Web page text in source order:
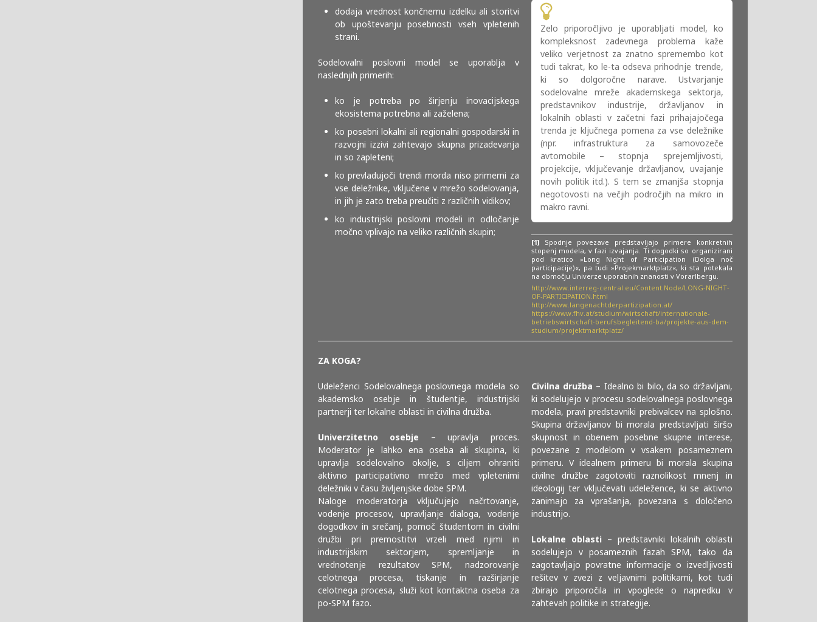
dodaja vrednost končnemu izdelku ali storitvi
ob upoštevanju posebnosti vseh vpletenih
strani.
Sodelovalni poslovni model se uporablja v
naslednjih primerih:
ko je potreba po širjenju inovacijskega
ekosistema potrebna ali zaželena;
ko posebni lokalni ali regionalni gospodarski in
razvojni izzivi zahtevajo skupna prizadevanja
in so zapleteni;
ko prevladujoči trendi morda niso primerni za
vse deležnike, vključene v mrežo sodelovanja,
in jih je zato treba preučiti z različnih vidikov;
ko industrijski poslovni modeli in odločanje
močno vplivajo na veliko različnih skupin;
Zelo priporočljivo je uporabljati model, ko
kompleksnost zadevnega problema kaže
veliko verjetnost za znatno spremembo kot
tudi takrat, ko le-ta odseva prihodnje trende,
ki so dolgoročne narave. Ustvarjanje
sodelovalne mreže akademskega sektorja,
predstavnikov industrije, državljanov in
lokalnih oblasti v začetni fazi prihajajočega
trenda je ključnega pomena za vse deležnike
(npr. infrastruktura za samovozeče
avtomobile – stopnja sprejemljivosti,
projekcije, vključevanje državljanov, uvajanje
novih politik itd.). S tem se zmanjša stopnja
negotovosti na večjih področjih na mikro in
makro ravni.
[1]Spodnje povezave predstavljajo primere konkretnih
stopenj modela, v fazi izvajanja. Ti dogodki so organizirani
pod kratico »Long Night of Participation (Dolga noč
participacije)«, pa tudi »Projekmarktplatz«, ki sta potekala
na območju Univerze uporabnih znanosti v Vorarlbergu.
http://www.interreg-central.eu/Content.Node/LONG-NIGHT-
OF-PARTICIPATION.html
http://www.langenachtderpartizipation.at/
https://www.fhv.at/studium/wirtschaft/internationale-
betriebswirtschaft-berufsbegleitend-ba/projekte-aus-dem-
studium/projektmarktplatz/
ZA KOGA?
Udeleženci Sodelovalnega poslovnega modela so
akademsko osebje in študentje, industrijski
partnerji ter lokalne oblasti in civilna družba.
Univerzitetno osebje – upravlja proces.
Moderator je lahko ena oseba ali skupina, ki
upravlja sodelovalno okolje, s ciljem ohraniti
aktivno participativno mrežo med vpletenimi
deležniki v času življenjske dobe SPM.
Naloge moderatorja vključujejo načrtovanje,
vodenje procesov, upravljanje dialoga, vodenje
dogodkov in srečanj, pomoč študentom in civilni
družbi pri premostitvi vrzeli med njimi in
industrijskim sektorjem, spremljanje in
vrednotenje rezultatov SPM, nadzorovanje
celotnega procesa, tiskanje in razširjanje
celotnega procesa, služi kot kontaktna oseba za
po-SPM fazo.
Civilna družba – Idealno bi bilo, da so državljani,
ki sodelujejo v procesu sodelovalnega poslovnega
modela, pravi predstavniki prebivalcev na splošno.
Skupina državljanov bi morala predstavljati širšo
skupnost in obenem posebne skupne interese,
povezane z modelom v vsakem posameznem
primeru. V idealnem primeru bi morala skupina
civilne družbe zagotoviti raznolikost mnenj in
ideologij ter vključevati udeležence, ki se aktivno
zanimajo za vprašanja, povezana s določeno
industrijo.
Lokalne oblasti – predstavniki lokalnih oblasti
sodelujejo v posameznih fazah SPM, tako da
zagotavljajo povratne informacije o izvedljivosti
rešitev v zvezi z veljavnimi politikami, kot tudi
zbirajo priporočila in vpoglede o napredku v
zahtevah politike in strategije.